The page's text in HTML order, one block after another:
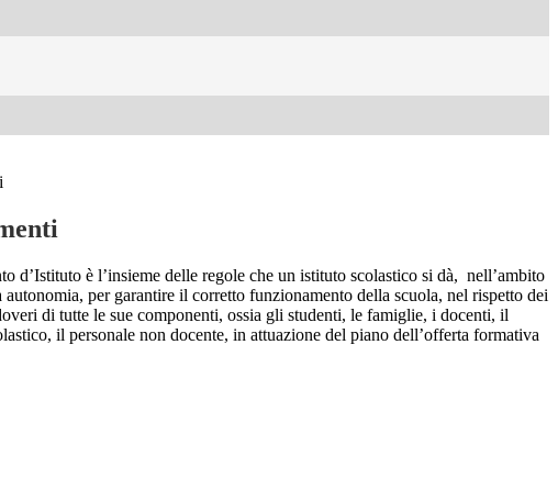
d’Istituto è l’insieme delle regole che un istituto scolastico si dà, nell’ambito
autonomia, per garantire il corretto funzionamento della scuola, nel rispetto dei
di tutte le sue componenti, ossia gli studenti, le famiglie, i docenti, il
il personale non docente, in attuazione del piano dell’offerta formativa